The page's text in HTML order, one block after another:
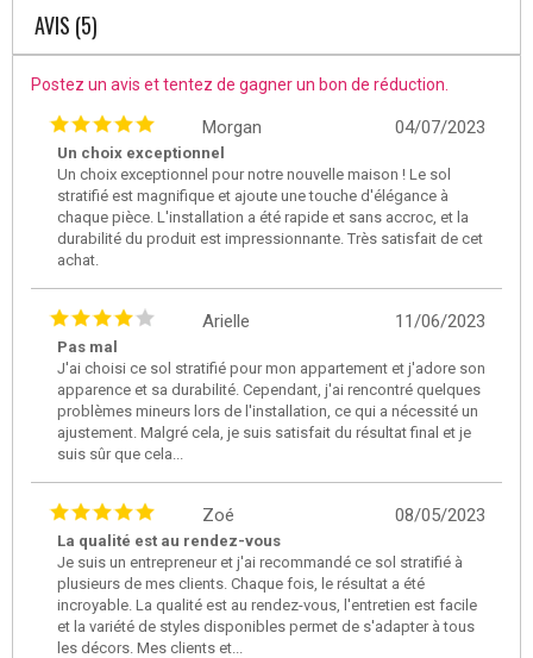
AVIS (5)
Postez un avis et tentez de gagner un bon de réduction.
04/07/2023
Morgan
Un choix exceptionnel
Un choix exceptionnel pour notre nouvelle maison ! Le sol
stratifié est magnifique et ajoute une touche d'élégance à
chaque pièce. L'installation a été rapide et sans accroc, et la
durabilité du produit est impressionnante. Très satisfait de cet
achat.
11/06/2023
Arielle
Pas mal
J'ai choisi ce sol stratifié pour mon appartement et j'adore son
apparence et sa durabilité. Cependant, j'ai rencontré quelques
problèmes mineurs lors de l'installation, ce qui a nécessité un
ajustement. Malgré cela, je suis satisfait du résultat final et je
suis sûr que cela...
08/05/2023
Zoé
La qualité est au rendez-vous
Je suis un entrepreneur et j'ai recommandé ce sol stratifié à
plusieurs de mes clients. Chaque fois, le résultat a été
incroyable. La qualité est au rendez-vous, l'entretien est facile
et la variété de styles disponibles permet de s'adapter à tous
les décors. Mes clients et...